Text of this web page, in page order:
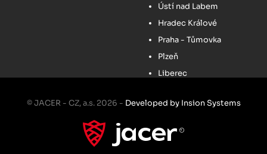
Ústí nad Labem
Hradec Králové
Praha - Tůmovka
Plzeň
Liberec
© JACER - CZ, a.s. 2026 - Developed by Insion Systems